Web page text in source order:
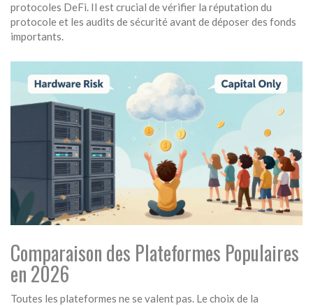
protocoles DeFi. Il est crucial de vérifier la réputation du
protocole et les audits de sécurité avant de déposer des fonds
importants.
Comparaison des Plateformes Populaires
en 2026
Toutes les plateformes ne se valent pas. Le choix de la